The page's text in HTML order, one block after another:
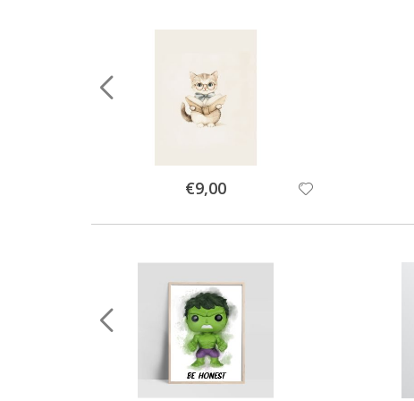
Special
Price
€9,00